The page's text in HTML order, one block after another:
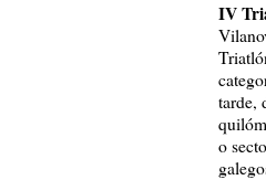
IV
tarde,
o